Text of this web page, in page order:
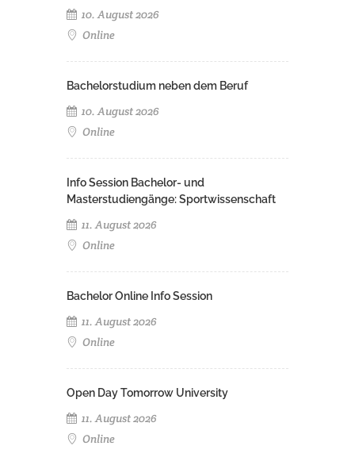
10. August 2026
Online
Bachelorstudium neben dem Beruf
10. August 2026
Online
Info Session Bachelor- und
Masterstudiengänge: Sportwissenschaft
11. August 2026
Online
Bachelor Online Info Session
11. August 2026
Online
Open Day Tomorrow University
11. August 2026
Online